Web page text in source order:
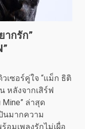
ากรัก”
เซอร์คู่ใจ “แม็ก ธิติ
หลังจากเสิร์ฟ
Mine” ล่าสุด
นมากความ
อมเพลงรักไม่เผื่อ